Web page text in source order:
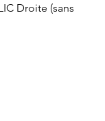
Droite (sans